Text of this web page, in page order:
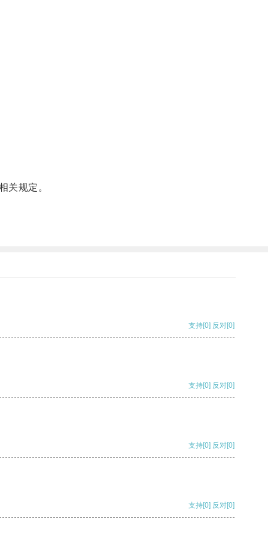
关规定。
支持[0] 反对[0]
支持[0] 反对[0]
支持[0] 反对[0]
支持[0] 反对[0]